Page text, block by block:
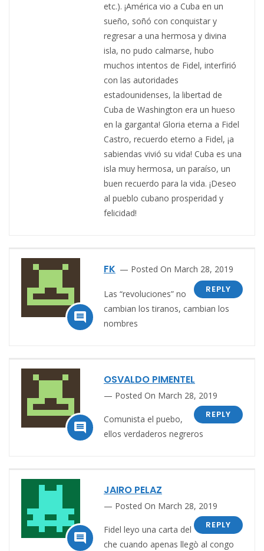
etc.). ¡América vio a Cuba en un
sueño, soñó con conquistar y
regresar a una hermosa y divina
isla, no pudo calmarse, hubo
muchos intentos de Fidel, interfirió
con las autoridades
estadounidenses, la libertad de
Cuba de Washington era un hueso
en la garganta! Gloria eterna a Fidel
Castro, recuerdo eterno a Fidel, ¡a
sabiendas vivió su vida! Cuba es una
isla muy hermosa, un paraíso, un
buen recuerdo para la vida. ¡Deseo
al pueblo cubano prosperidad y
felicidad!

FK
Posted On March 28, 2019
REPLY
Las “revoluciones” no
cambian los tiranos, cambian los
nombres

OSVALDO PIMENTEL
Posted On March 28, 2019
REPLY
Comunista el puebo,
ellos verdaderos negreros

JAIRO PELAZ
Posted On March 28, 2019
REPLY
Fidel leyo una carta del
che cuando apenas llegò al congo